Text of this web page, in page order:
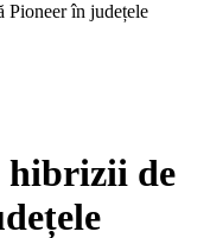
Pioneer în județele
hibrizii de